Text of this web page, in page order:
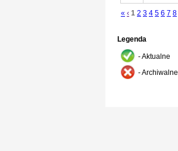
« ‹ 1 2 3 4 5 6 7 8
Legenda
- Aktualne
- Archiwalne